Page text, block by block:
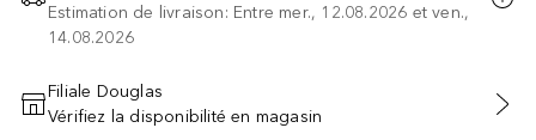
Estimation de livraison: Entre mer., 12.08.2026 et ven.,
14.08.2026
AJOUTER AU PANIER
Filiale Douglas
Vérifiez la disponibilité en magasin